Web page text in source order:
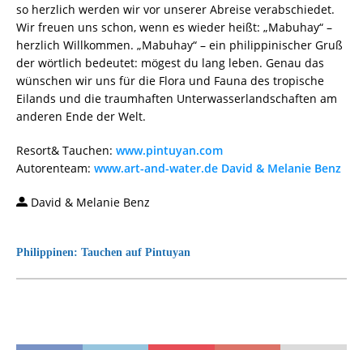
so herzlich werden wir vor unserer Abreise verabschiedet.
Wir freuen uns schon, wenn es wieder heißt: „Mabuhay“ –
herzlich Willkommen. „Mabuhay“ – ein philippinischer Gruß
der wörtlich bedeutet: mögest du lang leben. Genau das
wünschen wir uns für die Flora und Fauna des tropische
Eilands und die traumhaften Unterwasserlandschaften am
anderen Ende der Welt.
Resort& Tauchen: www.pintuyan.com
Autorenteam: www.art-and-water.de David & Melanie Benz
David & Melanie Benz
Philippinen: Tauchen auf Pintuyan